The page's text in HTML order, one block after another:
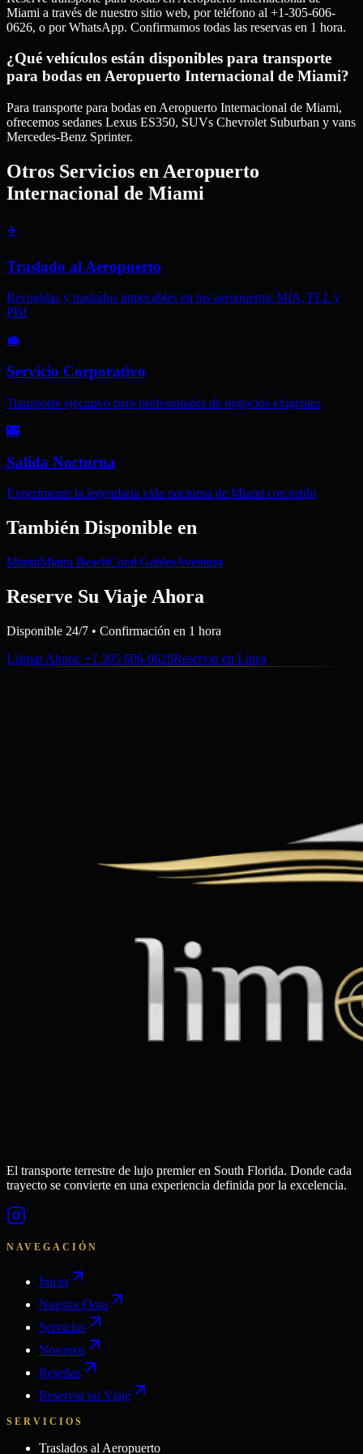
Miami a través de nuestro sitio web, por teléfono al +1-305-606-
0626, o por WhatsApp. Confirmamos todas las reservas en 1 hora.
¿Qué vehículos están disponibles para transporte
para bodas en Aeropuerto Internacional de Miami?
Para transporte para bodas en Aeropuerto Internacional de Miami,
ofrecemos sedanes Lexus ES350, SUVs Chevrolet Suburban y vans
Mercedes-Benz Sprinter.
Otros Servicios en Aeropuerto
Internacional de Miami
✈️
Traslado al Aeropuerto
Recogidas y traslados impecables en los aeropuertos MIA, FLL y
PBI
💼
Servicio Corporativo
Transporte ejecutivo para profesionales de negocios exigentes
🌃
Salida Nocturna
Experimente la legendaria vida nocturna de Miami con estilo
También Disponible en
MiamiMiami BeachCoral GablesAventura
Reserve Su Viaje Ahora
Disponible 24/7 • Confirmación en 1 hora
Llamar Ahora: +1 305 606-0626Reservar en Línea
El transporte terrestre de lujo premier en South Florida. Donde cada
trayecto se convierte en una experiencia definida por la excelencia.
NAVEGACIÓN
Inicio
Nuestra Flota
Servicios
Nosotros
Reseñas
Reservar un Viaje
SERVICIOS
Traslados al Aeropuerto